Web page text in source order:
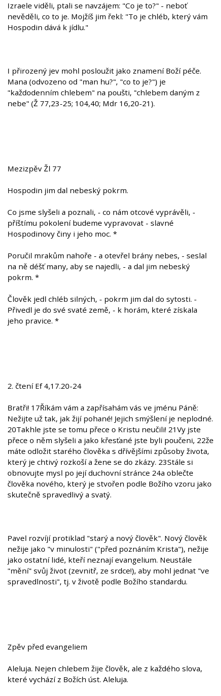
Izraele viděli, ptali se navzájem: "Co je to?" - neboť
nevěděli, co to je. Mojžíš jim řekl: "To je chléb, který vám
Hospodin dává k jídlu."
I přirozený jev mohl posloužit jako znamení Boží péče.
Mana (odvozeno od "man hu?", "co to je?") je
"každodenním chlebem" na poušti, "chlebem daným z
nebe" (Ž 77,23-25; 104,40; Mdr 16,20-21).
Mezizpěv Žl 77
Hospodin jim dal nebeský pokrm.
Co jsme slyšeli a poznali, - co nám otcové vyprávěli, -
příštímu pokolení budeme vypravovat - slavné
Hospodinovy činy i jeho moc. *
Poručil mrakům nahoře - a otevřel brány nebes, - seslal
na ně déšť many, aby se najedli, - a dal jim nebeský
pokrm. *
Člověk jedl chléb silných, - pokrm jim dal do sytosti. -
Přivedl je do své svaté země, - k horám, které získala
jeho pravice. *
2. čtení Ef 4,17.20-24
Bratři! 17Říkám vám a zapřísahám vás ve jménu Páně:
Nežijte už tak, jak žijí pohané! Jejich smýšlení je neplodné.
20Takhle jste se tomu přece o Kristu neučili! 21Vy jste
přece o něm slyšeli a jako křesťané jste byli poučeni, 22že
máte odložit starého člověka s dřívějšími způsoby života,
který je chtivý rozkoší a žene se do zkázy. 23Stále si
obnovujte mysl po její duchovní stránce 24a oblečte
člověka nového, který je stvořen podle Božího vzoru jako
skutečně spravedlivý a svatý.
Pavel rozvíjí protiklad "starý a nový člověk". Nový člověk
nežije jako "v minulosti" ("před poznáním Krista"), nežije
jako ostatní lidé, kteří neznají evangelium. Neustále
"mění" svůj život (zevnitř, ze srdce!), aby mohl jednat "ve
spravedlnosti", tj. v životě podle Božího standardu.
Zpěv před evangeliem
Aleluja. Nejen chlebem žije člověk, ale z každého slova,
které vychází z Božích úst. Aleluja.